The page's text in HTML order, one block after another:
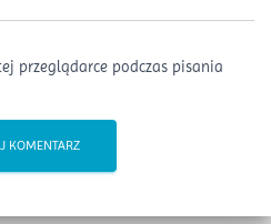
przeglądarce podczas pisania